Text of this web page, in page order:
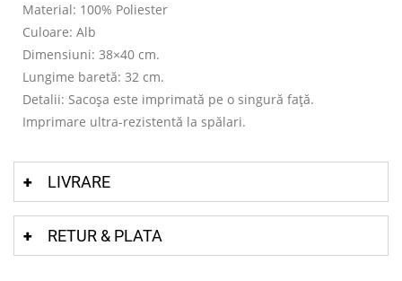
Material: 100% Poliester
Culoare: Alb
Dimensiuni: 38×40 cm.
Lungime baretă: 32 cm.
Detalii: Sacoșa este imprimată pe o singură față.
Imprimare ultra-rezistentă la spălari.
LIVRARE
RETUR & PLATA